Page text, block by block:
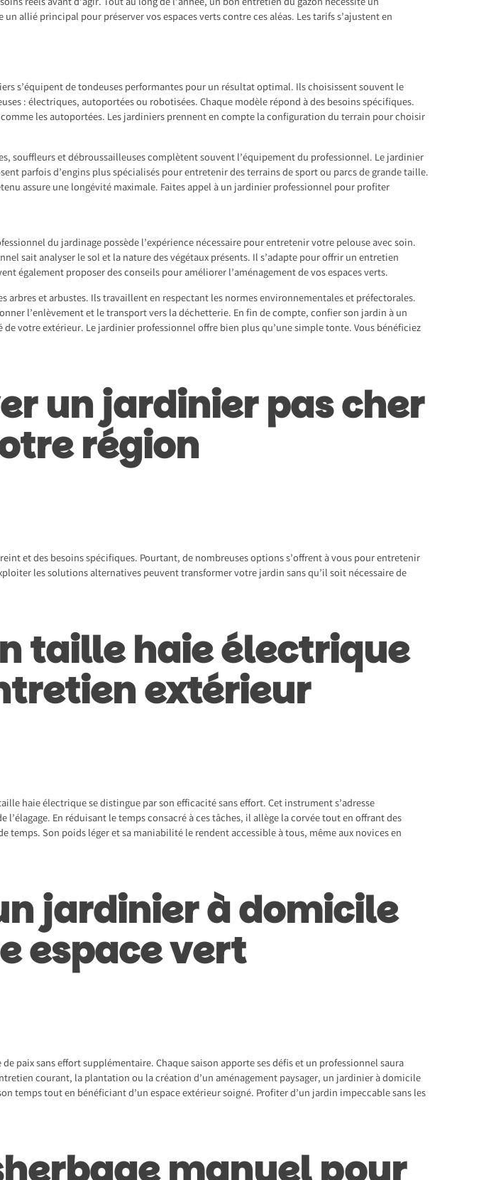
réels avant d’agir. Tout au long de l’année, un bon entretien du gazon nécessite un
allié principal pour préserver vos espaces verts contre ces aléas. Les tarifs s’ajustent en
s’équipent de tondeuses performantes pour un résultat optimal. Ils choisissent souvent le
: électriques, autoportées ou robotisées. Chaque modèle répond à des besoins spécifiques.
les autoportées. Les jardiniers prennent en compte la configuration du terrain pour choisir
souffleurs et débroussailleuses complètent souvent l’équipement du professionnel. Le jardinier
parfois d’engins plus spécialisés pour entretenir des terrains de sport ou parcs de grande taille.
assure une longévité maximale. Faites appel à un jardinier professionnel pour profiter
du jardinage possède l’expérience nécessaire pour entretenir votre pelouse avec soin.
sait analyser le sol et la nature des végétaux présents. Il s’adapte pour offrir un entretien
également proposer des conseils pour améliorer l’aménagement de vos espaces verts.
arbres et arbustes. Ils travaillent en respectant les normes environnementales et préfectorales.
l’enlèvement et le transport vers la déchetterie. En fin de compte, confier son jardin à un
votre extérieur. Le jardinier professionnel offre bien plus qu’une simple tonte. Vous bénéficiez
un jardinier pas cher
région
et des besoins spécifiques. Pourtant, de nombreuses options s’offrent à vous pour entretenir
les solutions alternatives peuvent transformer votre jardin sans qu’il soit nécessaire de
taille haie électrique
extérieur
haie électrique se distingue par son efficacité sans effort. Cet instrument s’adresse
En réduisant le temps consacré à ces tâches, il allège la corvée tout en offrant des
Son poids léger et sa maniabilité le rendent accessible à tous, même aux novices en
jardinier à domicile
espace vert
paix sans effort supplémentaire. Chaque saison apporte ses défis et un professionnel saura
courant, la plantation ou la création d’un aménagement paysager, un jardinier à domicile
temps tout en bénéficiant d’un espace extérieur soigné. Profiter d’un jardin impeccable sans les